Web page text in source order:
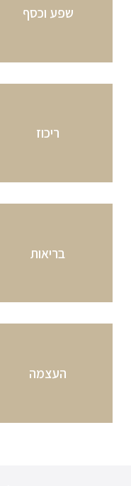
שפע וכסף
ריכוז
בריאות
העצמה